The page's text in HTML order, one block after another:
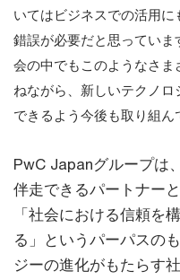
いてはビジネスでの活用
錯誤が必要だと思ってい
会の中でもこのようなさ
ねながら、新しいテクノ
できるよう今後も取り組ん
PwC Japanグループは
伴走できるパートナー
「社会における信頼を
る」というパーパスの
ジーの進化がもたらす